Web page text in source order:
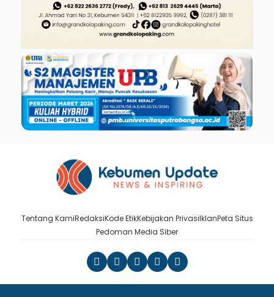
Tentang KamiRedaksiKode EtikKebijakan PrivasiIklanPeta Situs
Pedoman Media Siber